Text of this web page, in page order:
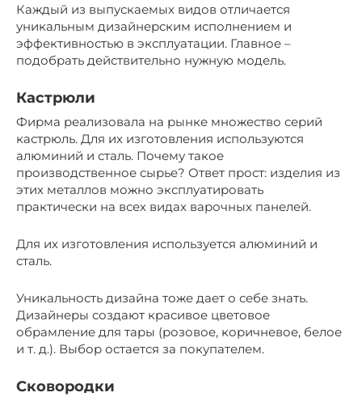
Каждый из выпускаемых видов отличается
уникальным дизайнерским исполнением и
эффективностью в эксплуатации. Главное –
подобрать действительно нужную модель.
Кастрюли
Фирма реализовала на рынке множество серий
кастрюль. Для их изготовления используются
алюминий и сталь. Почему такое
производственное сырье? Ответ прост: изделия из
этих металлов можно эксплуатировать
практически на всех видах варочных панелей.
Для их изготовления используется алюминий и
сталь.
Уникальность дизайна тоже дает о себе знать.
Дизайнеры создают красивое цветовое
обрамление для тары (розовое, коричневое, белое
и т. д.). Выбор остается за покупателем.
Сковородки